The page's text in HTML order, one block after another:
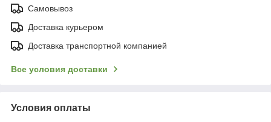
Самовывоз
Доставка курьером
Доставка транспортной компанией
Все условия доставки
Условия оплаты